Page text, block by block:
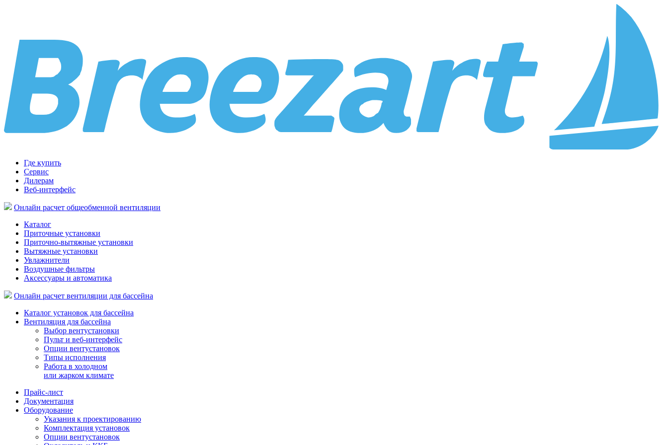
Где купить
Сервис
Дилерам
Веб-интерфейс
Онлайн расчет общеобменной вентиляции
Каталог
Приточные установки
Приточно-вытяжные установки
Вытяжные установки
Увлажнители
Воздушные фильтры
Аксессуары и автоматика
Онлайн расчет вентиляции для бассейна
Каталог установок для бассейна
Вентиляция для бассейна
Выбор вентустановки
Пульт и веб-интерфейс
Опции вентустановок
Типы исполнения
Работа в холодном
или жарком климате
Прайс-лист
Документация
Оборудование
Указания к проектированию
Комплектация установок
Опции вентустановок